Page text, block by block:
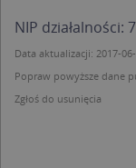
NIP działalności:
Data aktualizacji: 2017-
Popraw powyższe dane
Zgłoś do usunięcia